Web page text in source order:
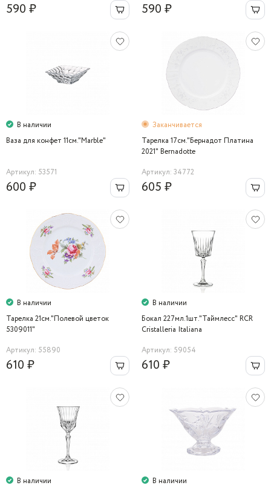
590 ₽ 590 ₽
В наличии
Ваза для конфет 11см."Marble"
Артикул: 53571
600 ₽
Заканчивается
Тарелка 17см."Бернадот Платина
2021" Bernadotte
Артикул: 34772
605 ₽
В наличии
Тарелка 21см."Полевой цветок
5309011"
Артикул: 55890
610 ₽
В наличии
Бокал 227мл.1шт."Таймлесс" RCR
Cristalleria Italiana
Артикул: 59054
610 ₽
В наличии
В наличии